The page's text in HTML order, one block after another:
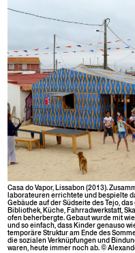
Casa do Vapor, Liss­abon (2013).
lab­o­ra­teuren errichtete und bespielte
Gebäude auf der Süd­seite des Tejo,
Bib­lio­thek, Küche, Fahrrad­w­erk­statt,
ofen beherbergte. Gebaut wurde mit
und so ein­fach, dass Kinder genau­so
tem­poräre Struk­tur am Ende des
die sozialen Verknüp­fun­gen und
waren, heute immer noch ab. ©